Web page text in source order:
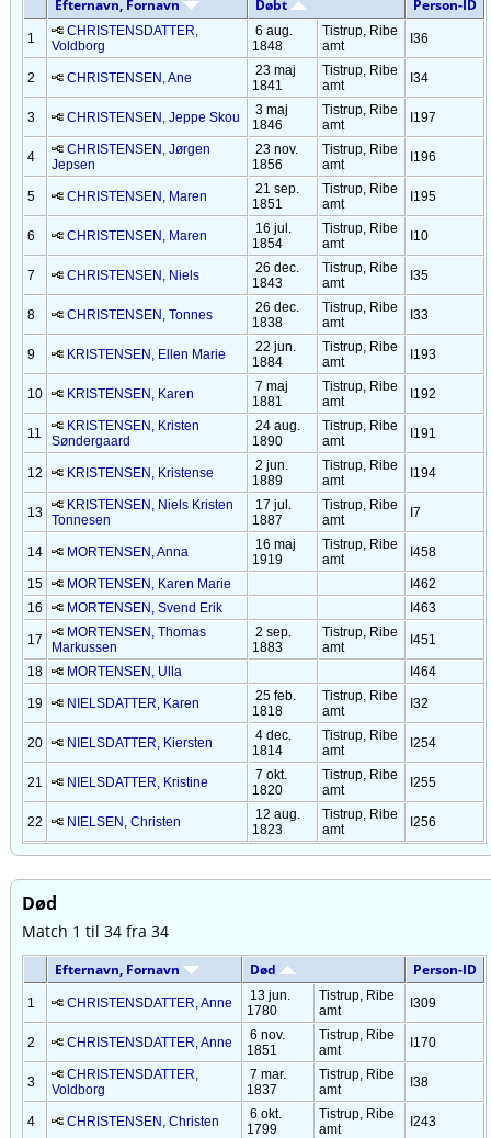
Efternavn, Fornavn Døbt Person-ID
1
CHRISTENSDATTER,
Voldborg
6 aug.
1848
Tistrup, Ribe
amt
I36
2 CHRISTENSEN, Ane
23 maj
1841
Tistrup, Ribe
amt
I34
3 CHRISTENSEN, Jeppe Skou
3 maj
1846
Tistrup, Ribe
amt
I197
4
CHRISTENSEN, Jørgen
Jepsen
23 nov.
1856
Tistrup, Ribe
amt
I196
5 CHRISTENSEN, Maren
21 sep.
1851
Tistrup, Ribe
amt
I195
6 CHRISTENSEN, Maren
16 jul.
1854
Tistrup, Ribe
amt
I10
7 CHRISTENSEN, Niels
26 dec.
1843
Tistrup, Ribe
amt
I35
8 CHRISTENSEN, Tonnes
26 dec.
1838
Tistrup, Ribe
amt
I33
9 KRISTENSEN, Ellen Marie
22 jun.
1884
Tistrup, Ribe
amt
I193
10 KRISTENSEN, Karen
7 maj
1881
Tistrup, Ribe
amt
I192
11
KRISTENSEN, Kristen
Søndergaard
24 aug.
1890
Tistrup, Ribe
amt
I191
12 KRISTENSEN, Kristense
2 jun.
1889
Tistrup, Ribe
amt
I194
13
KRISTENSEN, Niels Kristen
Tonnesen
17 jul.
1887
Tistrup, Ribe
amt
I7
14 MORTENSEN, Anna
16 maj
1919
Tistrup, Ribe
amt
I458
15 MORTENSEN, Karen Marie
I462
16
MORTENSEN, Svend Erik I463
17
MORTENSEN, Thomas
Markussen
2 sep.
1883
Tistrup, Ribe
amt
I451
18 MORTENSEN, Ulla I464
19 NIELSDATTER, Karen
25 feb.
1818
Tistrup, Ribe
amt
I32
20 NIELSDATTER, Kiersten
4 dec.
1814
Tistrup, Ribe
amt
I254
21 NIELSDATTER, Kristine
7 okt.
1820
Tistrup, Ribe
amt
I255
22 NIELSEN, Christen
12 aug.
1823
Tistrup, Ribe
amt
I256
Død
Match 1 til 34 fra 34
Efternavn, Fornavn Død Person-ID
1 CHRISTENSDATTER, Anne
13 jun.
1780
Tistrup, Ribe
amt
I309
2 CHRISTENSDATTER, Anne
6 nov.
1851
Tistrup, Ribe
amt
I170
3
CHRISTENSDATTER,
Voldborg
7 mar.
1837
Tistrup, Ribe
amt
I38
4 CHRISTENSEN, Christen
6 okt.
1799
Tistrup, Ribe
amt
I243